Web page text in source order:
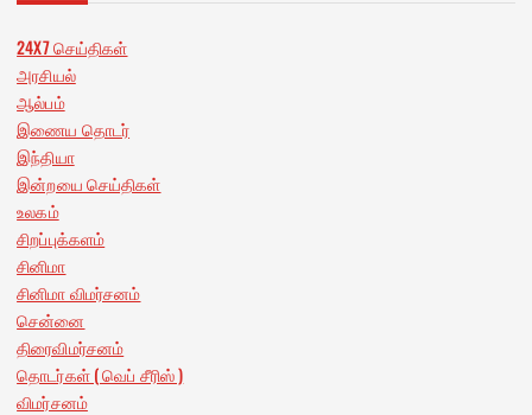
24X7 செய்திகள்
அரசியல்
ஆல்பம்
இணைய தொடர்
இந்தியா
இன்றயை செய்திகள்
உலகம்
சிறப்புக்களம்
சினிமா
சினிமா விமர்சனம்
சென்னை
திரைவிமர்சனம்
தொடர்கள் ( வெப் சீரிஸ் )
விமர்சனம்